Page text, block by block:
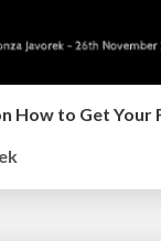
How to Get Your